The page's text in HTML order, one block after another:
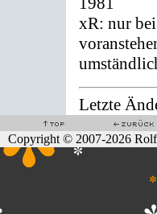
xR: nur
Letzte
Copyright © 2007-2026